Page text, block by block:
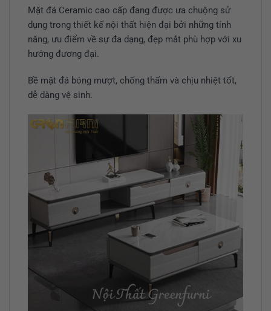
Mặt đá Ceramic cao cấp đang được ưa chuộng sử
dụng trong thiết kế nội thất hiện đại bởi những tính
năng, ưu điểm về sự đa dạng, đẹp mắt phù hợp với xu
hướng đương đại.
Bề mặt đá bóng mượt, chống thấm và chịu nhiệt tốt,
dễ dàng vệ sinh.